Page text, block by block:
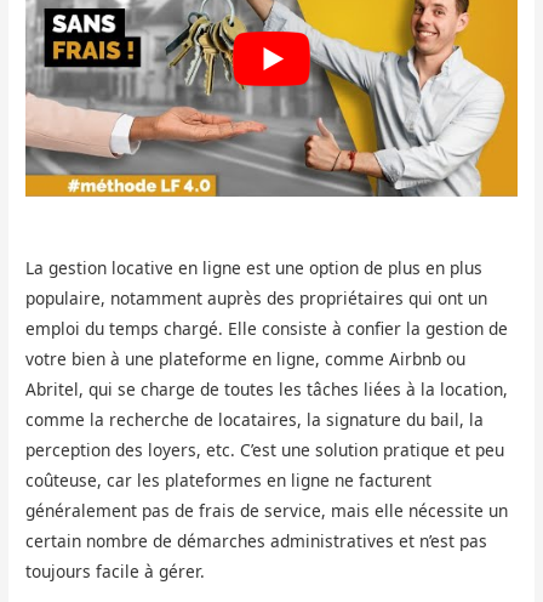
La gestion locative en ligne est une option de plus en plus
populaire, notamment auprès des propriétaires qui ont un
emploi du temps chargé. Elle consiste à confier la gestion de
votre bien à une plateforme en ligne, comme Airbnb ou
Abritel, qui se charge de toutes les tâches liées à la location,
comme la recherche de locataires, la signature du bail, la
perception des loyers, etc. C’est une solution pratique et peu
coûteuse, car les plateformes en ligne ne facturent
généralement pas de frais de service, mais elle nécessite un
certain nombre de démarches administratives et n’est pas
toujours facile à gérer.